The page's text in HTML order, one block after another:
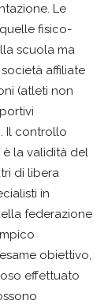
Le
fisico-
scuola ma
affiliate
(atleti non
Il controllo
è la validità del
di libera
in
federazione
obiettivo,
effettuato